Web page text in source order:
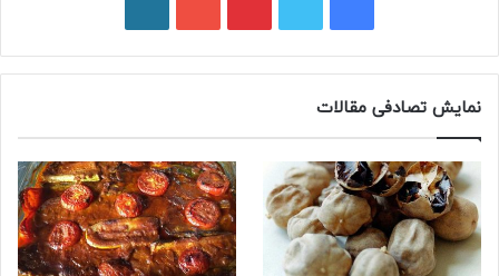
نمایش تصادفی مقالات